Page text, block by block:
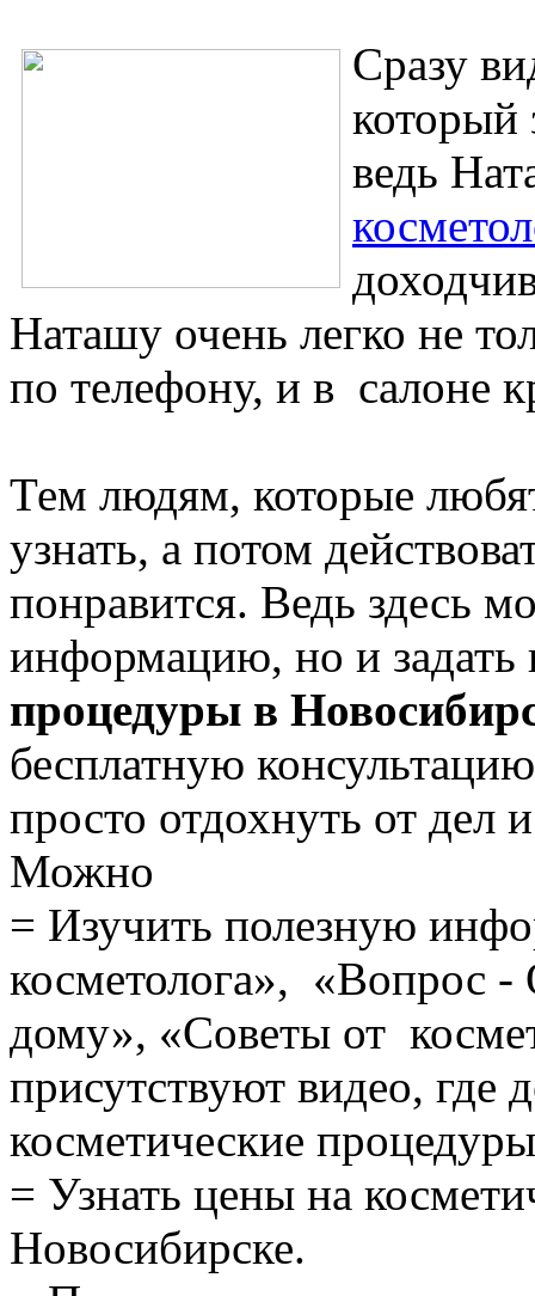
Сразу
который
ведь
Наташу очень легко не
по телефону, и в салоне
Тем людям, которые
узнать, а потом
понравится. Ведь здесь
информацию, но и задать
процедуры в
бесплатную
просто отдохнуть от дел
Можно
= Изучить полезную
косметолога», «Вопрос -
дому», «Советы от
присутствуют видео, где
косметические
= Узнать цены на
Новосибирске.